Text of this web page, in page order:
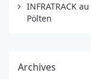
INFRATRACK
Pölten
Archives